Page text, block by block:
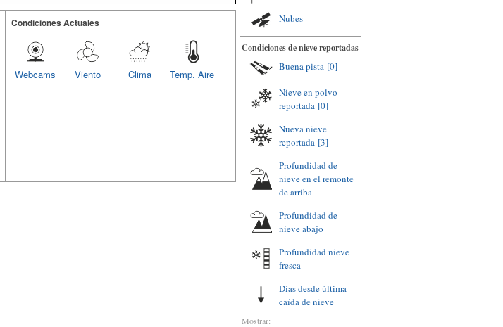
Condiciones Actuales
Temp. Aire
Clima
Viento
Webcams
Nubes
Condiciones de nieve reportadas
Buena pista [0]
Nieve en polvo
reportada [0]
Nueva nieve
reportada [3]
Profundidad de
nieve en el remonte
de arriba
Profundidad de
nieve abajo
Profundidad nieve
fresca
Días desde última
caída de nieve
Mostrar: